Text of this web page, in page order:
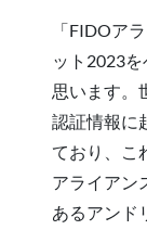
「FIDOア
ット2023
思います。
認証情報に
ており、こ
アライアン
あるアンド